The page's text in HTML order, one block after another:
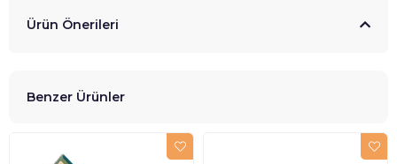
Ürün Önerileri
Benzer Ürünler